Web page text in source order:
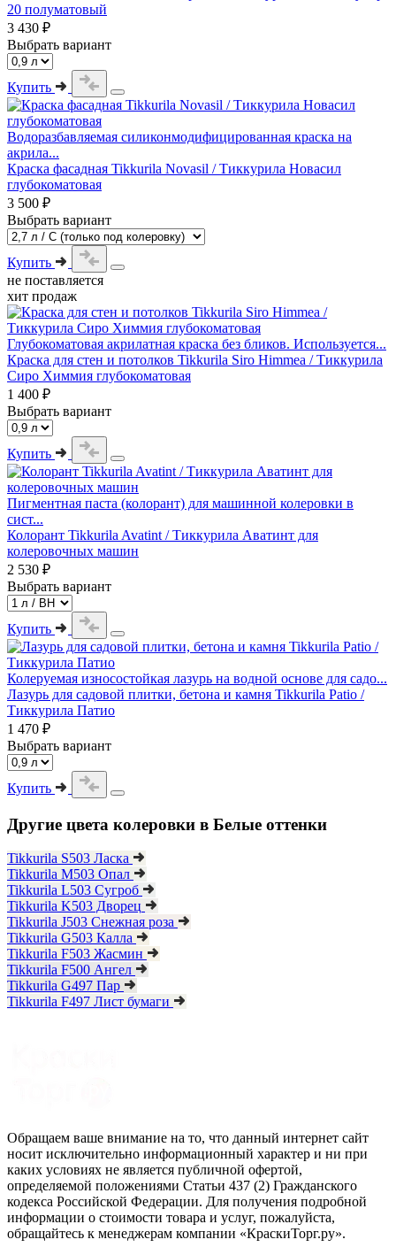
20 полуматовый
3 430 ₽
Выбрать вариант
Купить
Водоразбавляемая силиконмодифицированная краска на
акрила...
Краска фасадная Tikkurila Novasil / Тиккурила Новасил
глубокоматовая
3 500 ₽
Выбрать вариант
Купить
не поставляется
хит продаж
Глубокоматовая акрилатная краска без бликов. Используется...
Краска для стен и потолков Tikkurila Siro Himmea / Тиккурила
Сиро Химмия глубокоматовая
1 400 ₽
Выбрать вариант
Купить
Пигментная паста (колорант) для машинной колеровки в
сист...
Колорант Tikkurila Avatint / Тиккурила Аватинт для
колеровочных машин
2 530 ₽
Выбрать вариант
Купить
Колеруемая износостойкая лазурь на водной основе для садо...
Лазурь для садовой плитки, бетона и камня Tikkurila Patio /
Тиккурила Патио
1 470 ₽
Выбрать вариант
Купить
Другие цвета колеровки в Белые оттенки
Tikkurila S503 Ласка
Tikkurila M503 Опал
Tikkurila L503 Сугроб
Tikkurila K503 Дворец
Tikkurila J503 Снежная роза
Tikkurila G503 Калла
Tikkurila F503 Жасмин
Tikkurila F500 Ангел
Tikkurila G497 Пар
Tikkurila F497 Лист бумаги
Обращаем ваше внимание на то, что данный интернет сайт
носит исключительно информационный характер и ни при
каких условиях не является публичной офертой,
определяемой положениями Статьи 437 (2) Гражданского
кодекса Российской Федерации. Для получения подробной
информации о стоимости товара и услуг, пожалуйста,
обращайтесь к менеджерам компании «КраскиТорг.ру».